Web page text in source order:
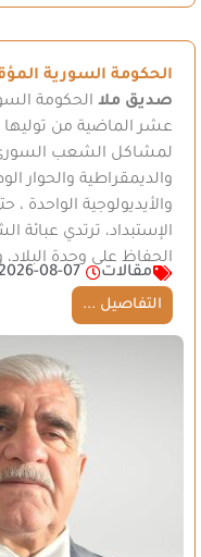
الحكومة السورية
صديق ملا الحكومة
عشر الماضية من
لمشاكل الشعب السوري
والديمقراطية والحوار
والأيديولوجية الواحدة
الإستبداد، ترتدي عبائة
الحفاظ على وحدة
مقالات
08-07
التفاصيل ...